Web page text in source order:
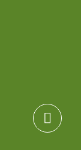
